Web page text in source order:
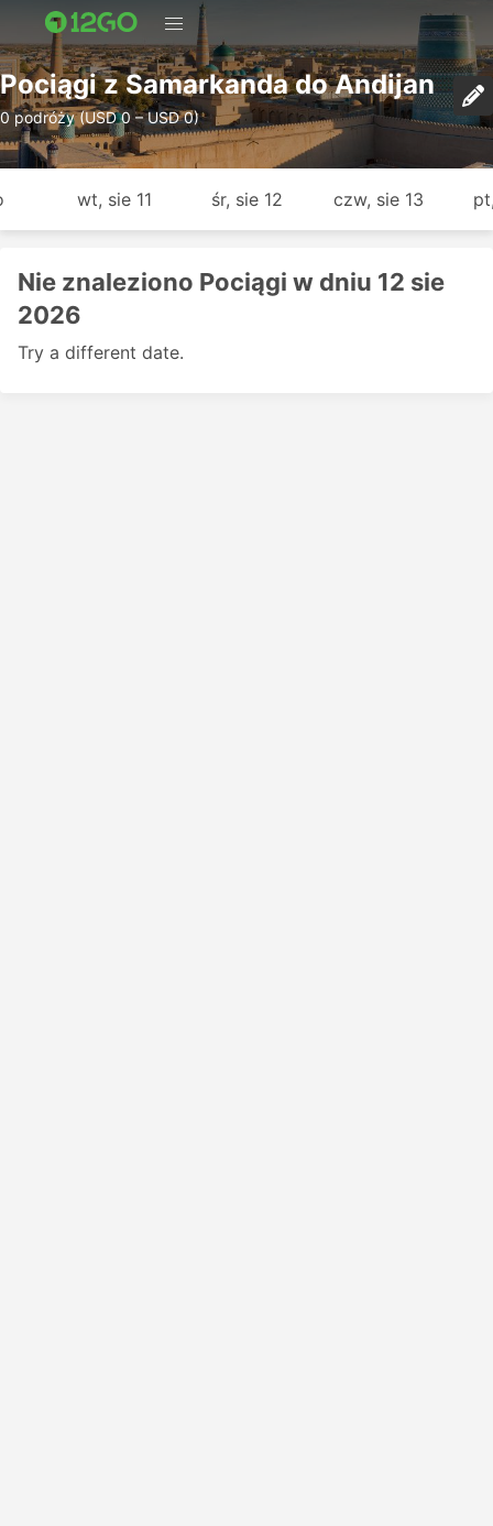
Pociągi z Samarkanda do Andijan
0 podróży (USD 0 – USD 0)
wt, sie 11 śr, sie 12 czw, sie 13
Nie znaleziono Pociągi w dniu 12 sie
2026
Try a different date.